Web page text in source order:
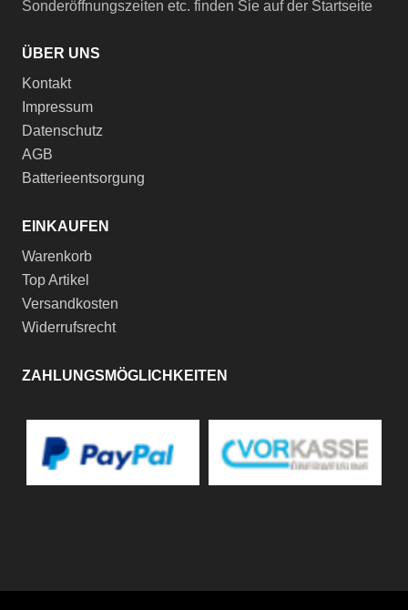
Sonderöffnungszeiten etc. finden Sie auf der Startseite
ÜBER UNS
Kontakt
Impressum
Datenschutz
AGB
Batterieentsorgung
EINKAUFEN
Warenkorb
Top Artikel
Versandkosten
Widerrufsrecht
ZAHLUNGSMÖGLICHKEITEN